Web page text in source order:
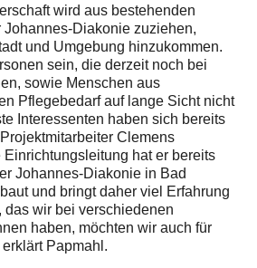
wird aus bestehenden
Diakonie zuziehen,
und Umgebung hinzukommen.
sein, die derzeit noch bei
sowie Menschen aus
Pflegebedarf auf lange Sicht nicht
Interessenten haben sich bereits
Clemens
hat er bereits
Johannes-Diakonie in Bad
und bringt daher viel Erfahrung
das wir bei verschiedenen
haben, möchten wir auch für
Papmahl.